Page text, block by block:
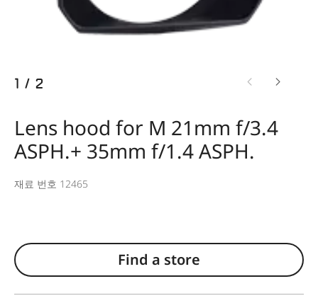
1 / 2
Lens hood for M 21mm f/3.4
ASPH.+ 35mm f/1.4 ASPH.
재료 번호 12465
Find a store